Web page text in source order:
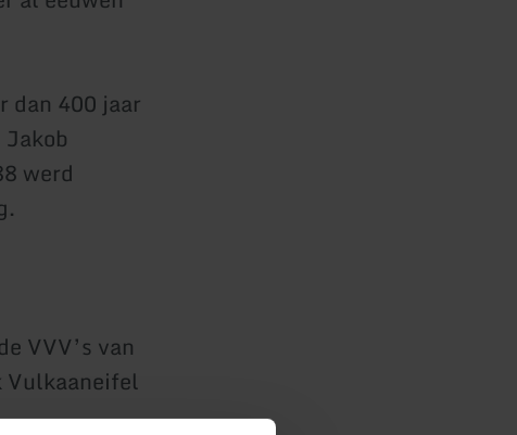
dan 400 jaar
werd
VVV’s van
Vulkaaneifel